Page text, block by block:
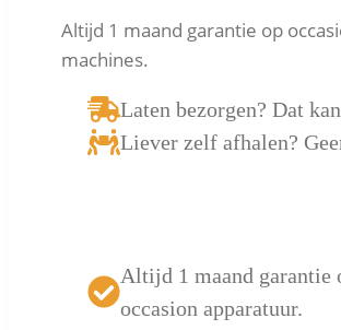
Altijd 1 maand garantie op
machines.
Laten bezorgen? Dat
Liever zelf afhalen?
Altijd 1 maand garantie
occasion apparatuur.